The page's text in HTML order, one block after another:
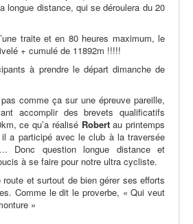
longue distance, qui se déroulera du 20
traite et en 80 heures maximum, le
+ cumulé de 11892m !!!!!
à prendre le départ dimanche de
comme ça sur une épreuve pareille,
accomplir des brevets qualificatifs
ce qu’a réalisé Robertau printemps
a participé avec le club à la traversée
Donc question longue distance et
à se faire pour notre ultra cycliste.
et surtout de bien gérer ses efforts
Comme le dit le proverbe, « Qui veut
»